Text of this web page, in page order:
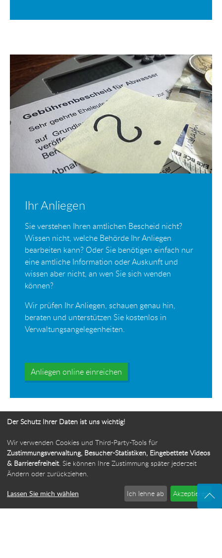
Ihr Anliegen
Sie verstehen Ihren amtlichen Bescheid nicht?
Wissen nicht, welche Behörde Ihr Anliegen
bearbeiten kann? Oder Sie benötigen einfach nur
eine amtliche Information oder Auskunft und
wissen aber nicht, an wen Sie sich wenden
können?
Wir prüfen Ihr Anliegen, schauen genau hin,
beraten und unterstützen Sie kostenlos in
Verwaltungsangelegenheiten.
Anliegen online einreichen
Ihr Weg zur Bürgerbeauftragten
© 2026 Die Bürgerbeauftragte des Freistaats Thüringen
Der Schutz Ihrer Daten ist uns wichtig!
Wir verwenden Cookies und Third-Party-Tools für
Zustimmungsverwaltung, Besucher-Statistiken, Eingebettete Videos
& Barrierefreiheit. Sie können Ihre Zustimmung später jederzeit
Ändern oder zurückziehen.
Lassen Sie mich wählen Ich lehne ab Akzeptieren